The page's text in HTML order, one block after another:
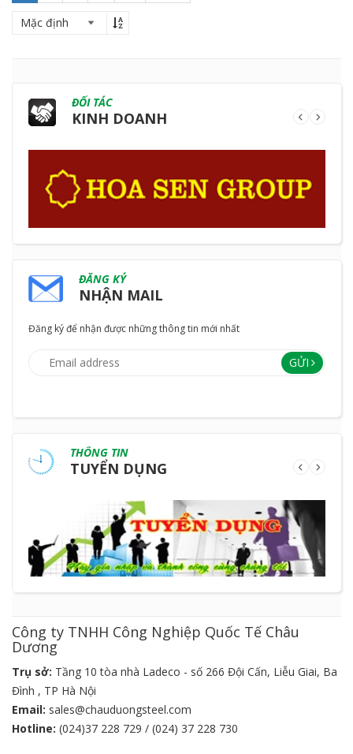
ĐỐI TÁC
KINH DOANH
ĐĂNG KÝ
NHẬN MAIL
Đăng ký để nhận được những thông tin mới nhất
GỬI
THÔNG TIN
TUYỂN DỤNG
Công ty TNHH Công Nghiệp Quốc Tế Châu
Dương
Trụ sở: Tầng 10 tòa nhà Ladeco - số 266 Đội Cấn, Liễu Giai, Ba
Đình , TP Hà Nội
Email: sales@chauduongsteel.com
Hotline: (024)37 228 729 / (024) 37 228 730